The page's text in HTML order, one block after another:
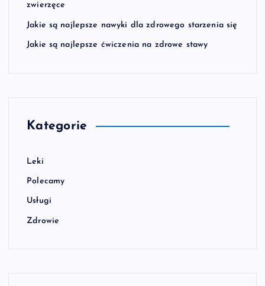
zwierzęce
Jakie są najlepsze nawyki dla zdrowego starzenia się
Jakie są najlepsze ćwiczenia na zdrowe stawy
Kategorie
Leki
Polecamy
Usługi
Zdrowie